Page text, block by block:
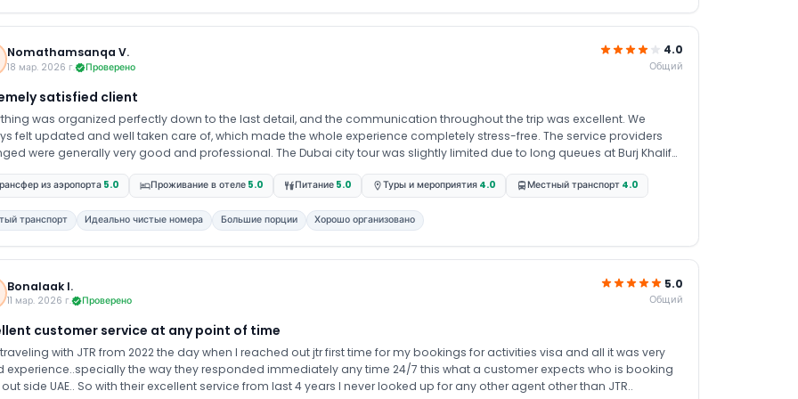
process. We
Nomathamsanqa V.
18 мар. 2026 г. Проверено
4.0
Общий
satisfied client
was organized perfectly down to the last detail, and the communication throughout the trip was excellent. We
felt updated and well taken care of, which made the whole experience completely stress-free. The service providers
generally very good and professional. The Dubai city tour was slightly limited due to long queues at Burj Khalifa,
still felt very well planned and fulfilling, and it truly gave us a great Dubai experience. Overall, my family and I are
throughout. Special thanks to Umer for the excellent coordination and assistance
из аэропорта 5.0 Проживание в отеле 5.0 Питание 5.0 Туры и мероприятия 4.0 Местный транспорт 4.0
транспорт Идеально чистые номера Большие порции Хорошо организовано
Bonalaak l.
11 мар. 2026 г. Проверено
5.0
Общий
customer service at any point of time
with JTR from 2022 the day when I reached out jtr first time for my bookings for activities visa and all it was very
experience..specially the way they responded immediately any time 24/7 this what a customer expects who is booking
side UAE.. So with their excellent service from last 4 years I never looked up for any other agent other than JTR..